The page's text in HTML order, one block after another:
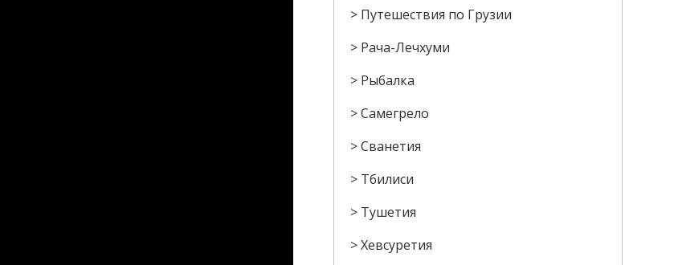
Путешествия по Грузии
Рача-Лечхуми
Рыбалка
Самегрело
Сванетия
Тбилиси
Тушетия
Хевсуретия